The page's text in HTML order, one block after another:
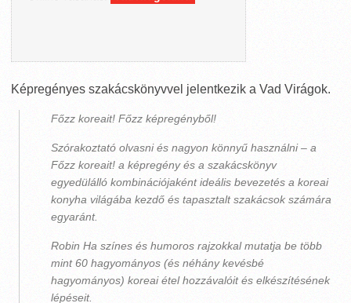
Képregényes szakácskönyvvel jelentkezik a Vad Virágok.
Főzz koreait! Főzz képregényből!
Szórakoztató olvasni és nagyon könnyű használni – a
Főzz koreait! a képregény és a szakácskönyv
egyedülálló kombinációjaként ideális bevezetés a koreai
konyha világába kezdő és tapasztalt szakácsok számára
egyaránt.
Robin Ha színes és humoros rajzokkal mutatja be több
mint 60 hagyományos (és néhány kevésbé
hagyományos) koreai étel hozzávalóit és elkészítésének
lépéseit.